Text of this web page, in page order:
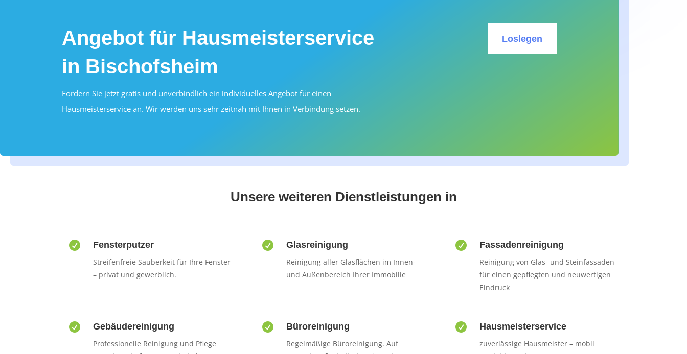
Angebot für Hausmeisterservice
in Bischofsheim
Fordern Sie jetzt gratis und unverbindlich ein individuelles Angebot für einen
Hausmeisterservice an. Wir werden uns sehr zeitnah mit Ihnen in Verbindung setzen.
Loslegen
Unsere weiteren Dienstleistungen in
 Fensterputzer
Streifenfreie Sauberkeit für Ihre Fenster
– privat und gewerblich.
 Glasreinigung
Reinigung aller Glasflächen im Innen-
und Außenbereich Ihrer Immobilie
 Fassadenreinigung
Reinigung von Glas- und Steinfassaden
für einen gepflegten und neuwertigen
Eindruck
 Gebäudereinigung
Professionelle Reinigung und Pflege
 Büroreinigung
Regelmäßige Büroreinigung. Auf
 Hausmeisterservice
zuverlässige Hausmeister – mobil